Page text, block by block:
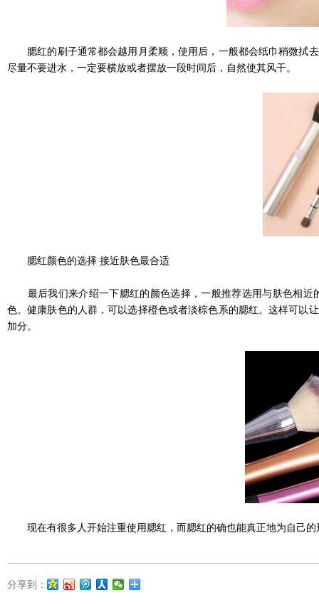
腮红的刷子通常都会越用月柔顺，使用后，一般都会纸巾稍微拭
尽量不要进水，一定要横放或者摆放一段时间后，自然使其风干。
腮红颜色的选择 接近肤色最合适
最后我们来介绍一下腮红的颜色选择，一般推荐选用与肤色相近
色。健康肤色的人群，可以选择橙色或者淡棕色系的腮红。这样可以
加分。
现在有很多人开始注重使用腮红，而腮红的确也能真正地为自己的
分享到：